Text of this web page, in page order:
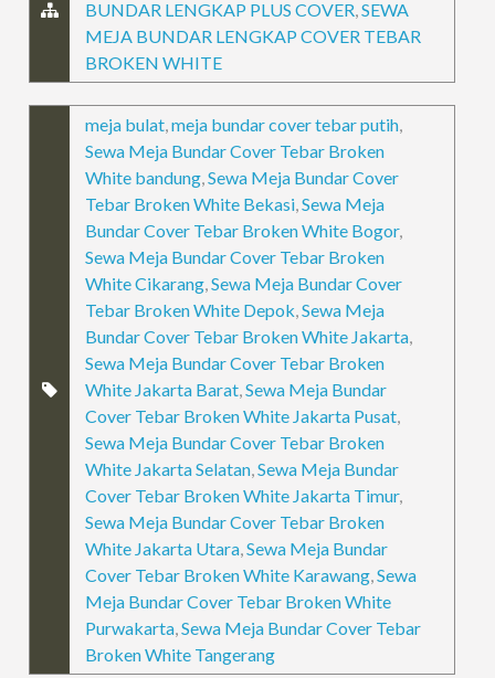
BUNDAR LENGKAP PLUS COVER,SEWA
MEJA BUNDAR LENGKAP COVER TEBAR
BROKEN WHITE
meja bulat,meja bundar cover tebar putih,
Sewa Meja Bundar Cover Tebar Broken
White bandung,Sewa Meja Bundar Cover
Tebar Broken White Bekasi,Sewa Meja
Bundar Cover Tebar Broken White Bogor,
Sewa Meja Bundar Cover Tebar Broken
White Cikarang,Sewa Meja Bundar Cover
Tebar Broken White Depok,Sewa Meja
Bundar Cover Tebar Broken White Jakarta,
Sewa Meja Bundar Cover Tebar Broken
White Jakarta Barat,Sewa Meja Bundar
Cover Tebar Broken White Jakarta Pusat,
Sewa Meja Bundar Cover Tebar Broken
White Jakarta Selatan,Sewa Meja Bundar
Cover Tebar Broken White Jakarta Timur,
Sewa Meja Bundar Cover Tebar Broken
White Jakarta Utara,Sewa Meja Bundar
Cover Tebar Broken White Karawang,Sewa
Meja Bundar Cover Tebar Broken White
Purwakarta,Sewa Meja Bundar Cover Tebar
Broken White Tangerang